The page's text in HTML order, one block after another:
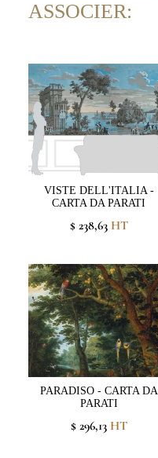
ASSOCIER:
VISTE DELL'ITALIA -
CARTA DA PARATI
$ 238,63HT
PARADISO - CARTA DA
PARATI
$ 296,13HT